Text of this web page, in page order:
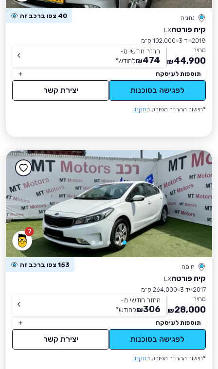
נתניה 40 צפו ברכב זה
קיה פורטהLX
2018 יד 3
102,000 ק״מ
מחיר
44,900
₪
החזר חודשי מ-
474
₪לחודש*
תוספות לעיסקה
לפגישה בסוכנות יצירת קשר
*חישוב ההחזר מפורט בתקנון
7
חיפה 153 צפו ברכב זה
קיה פורטהLX
2017 יד 3
264,000 ק״מ
מחיר
28,000
₪
החזר חודשי מ-
306
₪לחודש*
תוספות לעיסקה
לפגישה בסוכנות יצירת קשר
*חישוב ההחזר מפורט בתקנון